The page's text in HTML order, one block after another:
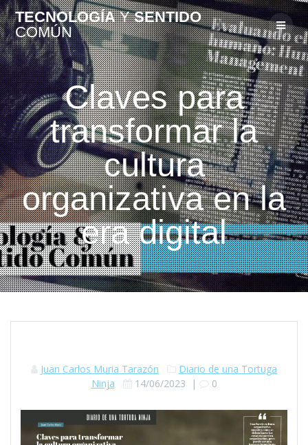
TECNOLOGÍAYSENTIDO
COMÚN
Claves para
transformar la
cultura
organizativa en la
era digital
Juan Carlos Muria Tarazón
Diario de una Tortuga
Ninja
14/06/2023 | 0